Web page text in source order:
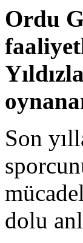
Ordu
Son
dolu